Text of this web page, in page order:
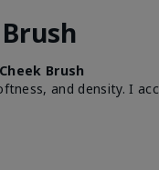
Brush
and density. I